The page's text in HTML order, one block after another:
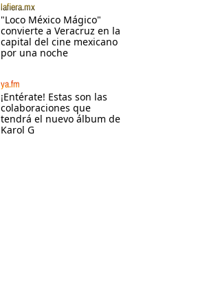
lafiera.mx
"Loco México Mágico"
convierte a Veracruz en la
capital del cine mexicano
por una noche
ya.fm
¡Entérate! Estas son las
colaboraciones que
tendrá el nuevo álbum de
Karol G